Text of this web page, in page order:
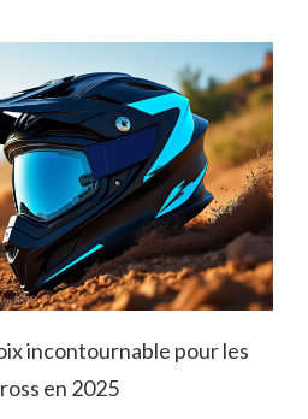
incontournable pour les
en 2025